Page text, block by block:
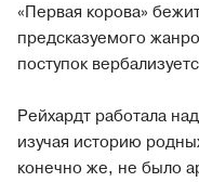
«Первая корова»
предсказуемого
поступок
Рейхардт работала
изучая историю
конечно же, не было